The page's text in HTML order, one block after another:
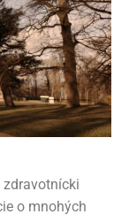
zdravotnícki
o mnohých